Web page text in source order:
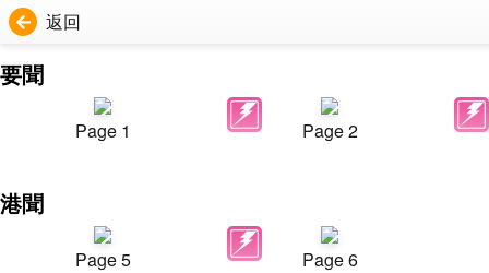
返回
要聞
Page 1 Page 2
港聞
Page 5 Page 6